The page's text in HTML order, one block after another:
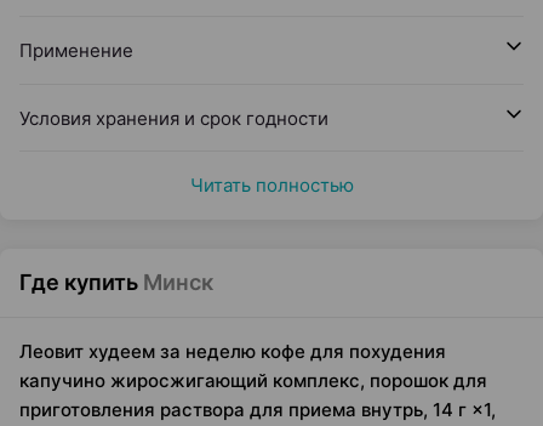
Применение
Условия хранения и срок годности
Читать полностью
Где купить Минск
Леовит худеем за неделю кофе для похудения
капучино жиросжигающий комплекс, порошок для
приготовления раствора для приема внутрь, 14 г ×1,